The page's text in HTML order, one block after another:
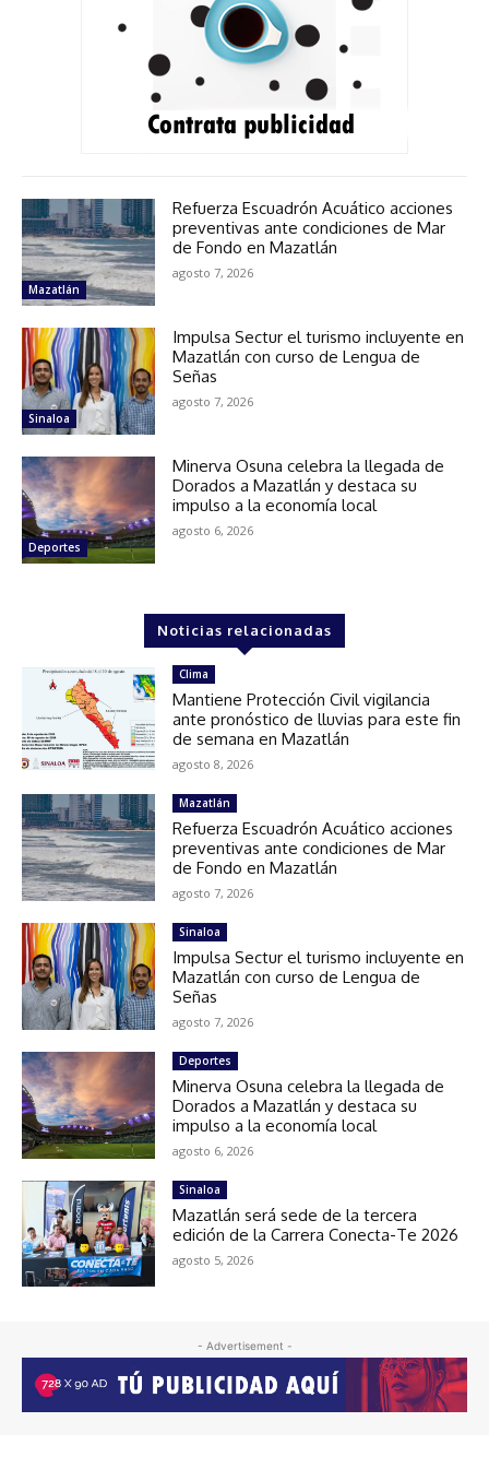
Mazatlán
Refuerza Escuadrón Acuático acciones
preventivas ante condiciones de Mar
de Fondo en Mazatlán
agosto 7, 2026
Sinaloa
Impulsa Sectur el turismo incluyente en
Mazatlán con curso de Lengua de
Señas
agosto 7, 2026
Deportes
Minerva Osuna celebra la llegada de
Dorados a Mazatlán y destaca su
impulso a la economía local
agosto 6, 2026
Noticias relacionadas
Clima
Mantiene Protección Civil vigilancia
ante pronóstico de lluvias para este fin
de semana en Mazatlán
agosto 8, 2026
Mazatlán
Refuerza Escuadrón Acuático acciones
preventivas ante condiciones de Mar
de Fondo en Mazatlán
agosto 7, 2026
Sinaloa
Impulsa Sectur el turismo incluyente en
Mazatlán con curso de Lengua de
Señas
agosto 7, 2026
Deportes
Minerva Osuna celebra la llegada de
Dorados a Mazatlán y destaca su
impulso a la economía local
agosto 6, 2026
Sinaloa
Mazatlán será sede de la tercera
edición de la Carrera Conecta-Te 2026
agosto 5, 2026
- Advertisement -